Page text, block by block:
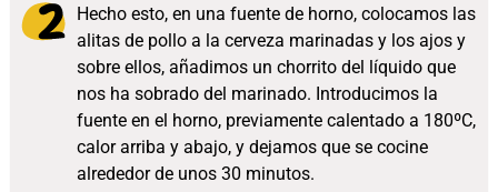
Hecho esto, en una fuente de horno, colocamos las
alitas de pollo a la cerveza marinadas y los ajos y
sobre ellos, añadimos un chorrito del líquido que
nos ha sobrado del marinado. Introducimos la
fuente en el horno, previamente calentado a 180ºC,
calor arriba y abajo, y dejamos que se cocine
alrededor de unos 30 minutos.